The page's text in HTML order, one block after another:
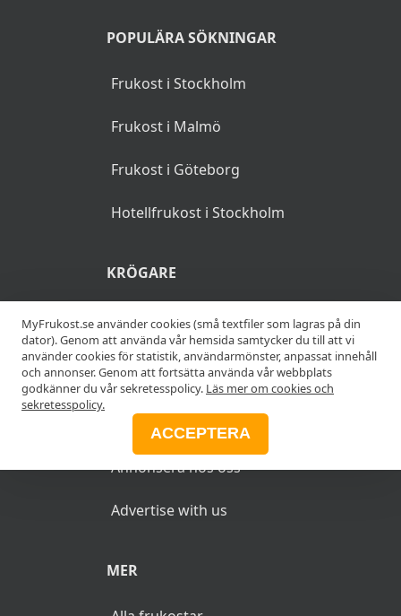
POPULÄRA SÖKNINGAR
Frukost i Stockholm
Frukost i Malmö
Frukost i Göteborg
Hotellfrukost i Stockholm
KRÖGARE
Anslut din restaurang
Add your restaurant
ANNONSERA
Annonsera hos oss
Advertise with us
MER
MyFrukost.se använder cookies (små textfiler som lagras på din
dator). Genom att använda vår hemsida samtycker du till att vi
använder cookies för statistik, användarmönster, anpassat innehåll
och annonser. Genom att fortsätta använda vår webbplats
godkänner du vår sekretesspolicy. Läs mer om cookies och
sekretesspolicy.
ACCEPTERA